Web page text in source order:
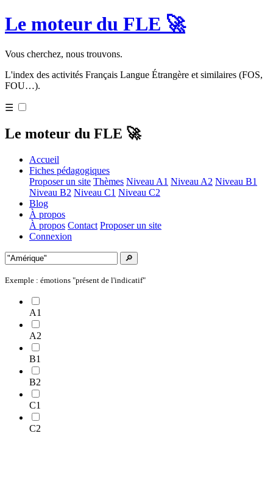
Le moteur du FLE 🚀
Vous cherchez, nous trouvons.
L'index des activités Français Langue Étrangère et similaires (FOS,
FOU…).
☰
Le moteur du FLE 🚀
Accueil
Fiches pédagogiques
Proposer un site Thèmes Niveau A1 Niveau A2 Niveau B1
Niveau B2 Niveau C1 Niveau C2
Blog
À propos
À propos Contact Proposer un site
Connexion
🔎
Exemple : émotions "présent de l'indicatif"
A1
A2
B1
B2
C1
C2